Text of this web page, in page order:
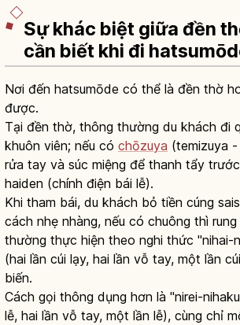
Sự khác biệt giữa đền
cần biết khi đi
Nơi đến hatsumōde có thể là đền thờ
được.
Tại đền thờ, thông thường du khách đi
khuôn viên; nếu có chōzuya (temizuya
rửa tay và súc miệng để thanh tẩy
haiden (chính điện bái lễ).
Khi tham bái, du khách bỏ tiền cúng
cách nhẹ nhàng, nếu có chuông thì
thường thực hiện theo nghi thức "nihai-
(hai lần cúi lạy, hai lần vỗ tay, một lần
biến.
Cách gọi thông dụng hơn là "nirei-
lễ, hai lần vỗ tay, một lần lễ), cùng chỉ